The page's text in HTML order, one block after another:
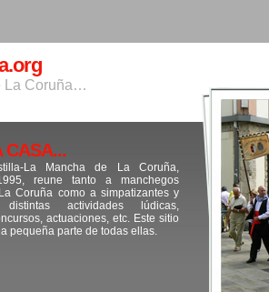
La Coruña…
CASA...
La Mancha de La Coruña,
reune tanto a manchegos
Coruña como a simpatizantes y
actividades lúdicas,
actuaciones, etc. Este sitio
pequeña parte de todas ellas.